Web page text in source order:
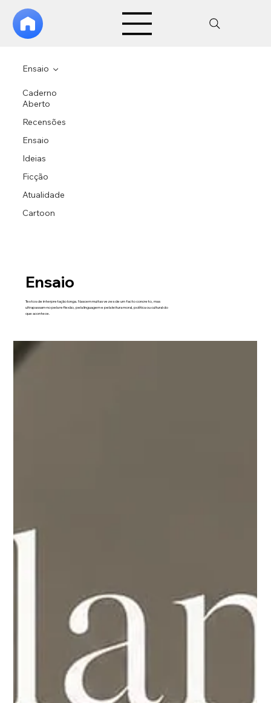
Caderno
Aberto
Recensões
Ensaio
Ideias
Ficção
Atualidade
Cartoon
Ensaio
Ensaio
Textos de interpretação longa. Nascem muitas vezes de um facto concreto, mas
ultrapassam-no pela reflexão, pela linguagem e pela leitura moral, política ou cultural do
que acontece.